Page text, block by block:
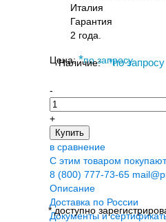
Италия
Гарантия
2 года.
Цена: *по запросу
Наличие: *по запросу
-
+
Купить
в сравнение
С этим товаром покупают
8 (800) 777-73-65
* доступно
Описание
Доставка по России
Документы и